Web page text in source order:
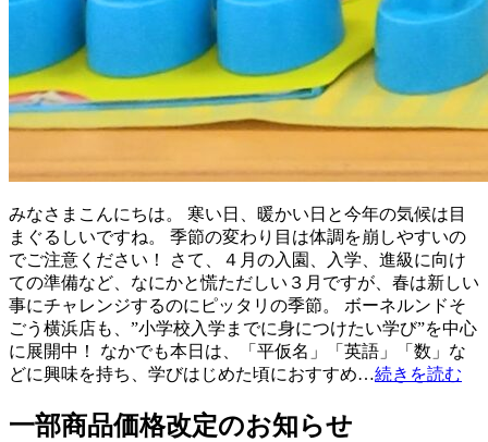
みなさまこんにちは。 寒い日、暖かい日と今年の気候は目
まぐるしいですね。 季節の変わり目は体調を崩しやすいの
でご注意ください！ さて、４月の入園、入学、進級に向け
ての準備など、なにかと慌ただしい３月ですが、春は新しい
事にチャレンジするのにピッタリの季節。 ボーネルンドそ
ごう横浜店も、”小学校入学までに身につけたい学び”を中心
に展開中！ なかでも本日は、「平仮名」「英語」「数」な
どに興味を持ち、学びはじめた頃におすすめ…続きを読む
一部商品価格改定のお知らせ